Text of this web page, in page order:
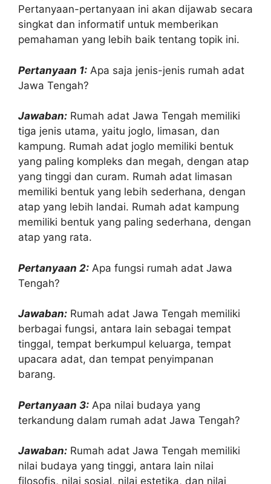
Pertanyaan-pertanyaan ini akan dijawab secara
singkat dan informatif untuk memberikan
pemahaman yang lebih baik tentang topik ini.
Pertanyaan 1: Apa saja jenis-jenis rumah adat
Jawa Tengah?
Jawaban: Rumah adat Jawa Tengah memiliki
tiga jenis utama, yaitu joglo, limasan, dan
kampung. Rumah adat joglo memiliki bentuk
yang paling kompleks dan megah, dengan atap
yang tinggi dan curam. Rumah adat limasan
memiliki bentuk yang lebih sederhana, dengan
atap yang lebih landai. Rumah adat kampung
memiliki bentuk yang paling sederhana, dengan
atap yang rata.
Pertanyaan 2: Apa fungsi rumah adat Jawa
Tengah?
Jawaban: Rumah adat Jawa Tengah memiliki
berbagai fungsi, antara lain sebagai tempat
tinggal, tempat berkumpul keluarga, tempat
upacara adat, dan tempat penyimpanan
barang.
Pertanyaan 3: Apa nilai budaya yang
terkandung dalam rumah adat Jawa Tengah?
Jawaban: Rumah adat Jawa Tengah memiliki
nilai budaya yang tinggi, antara lain nilai
filosofis, nilai sosial, nilai estetika, dan nilai